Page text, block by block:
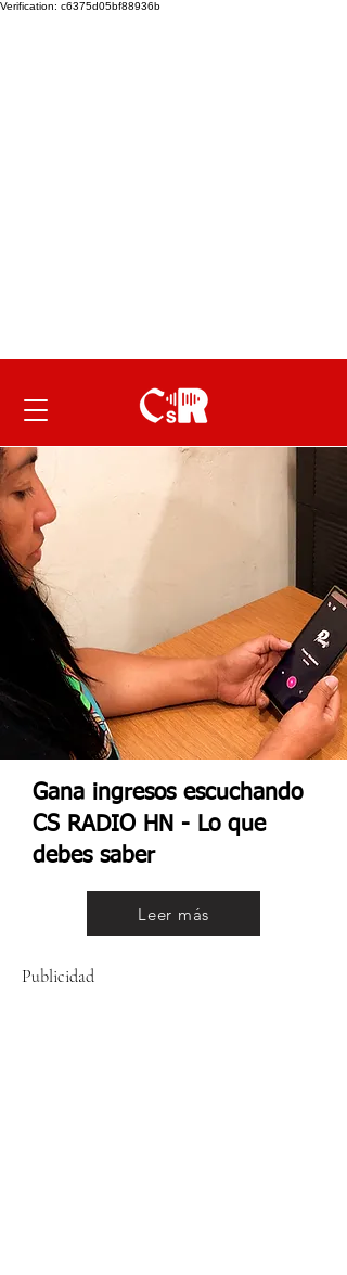
Verification: c6375d05bf88936b
Gana ingresos escuchando
CS RADIO HN - Lo que
debes saber
Leer más
Publicidad